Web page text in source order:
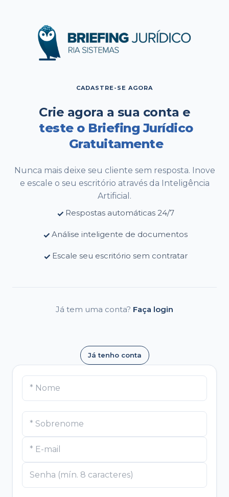
CADASTRE-SE AGORA
Crie agora a sua conta e
teste o Briefing Jurídico
Gratuitamente
Nunca mais deixe seu cliente sem resposta. Inove
e escale o seu escritório através da Inteligência
Artificial.
✓ Respostas automáticas 24/7
✓ Análise inteligente de documentos
✓ Escale seu escritório sem contratar
Já tem uma conta? Faça login
Já tenho conta
* Nome
* Sobrenome
* E-mail
Senha (mín. 8 caracteres)